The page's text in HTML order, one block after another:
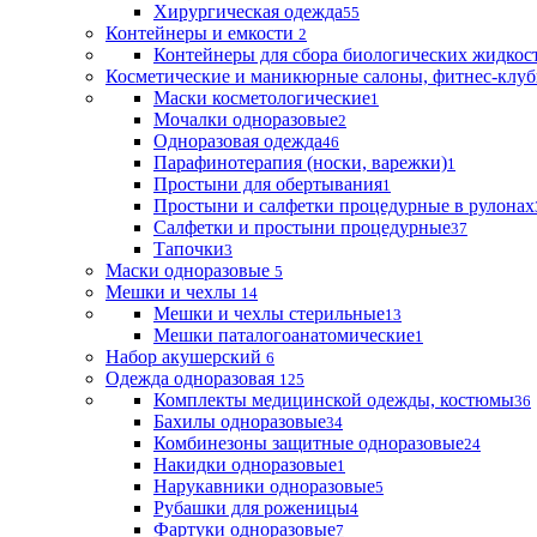
Хирургическая одежда55
Контейнеры и емкости 2
Контейнеры для сбора биологических
Косметические и маникюрные салоны, фитнес-
Маски косметологические1
Мочалки одноразовые2
Одноразовая одежда46
Парафинотерапия (носки, варежки)1
Простыни для обертывания1
Простыни и салфетки процедурные в рулонах
Салфетки и простыни процедурные37
Тапочки3
Маски одноразовые 5
Мешки и чехлы 14
Мешки и чехлы стерильные13
Мешки паталогоанатомические1
Набор акушерский 6
Одежда одноразовая 125
Комплекты медицинской одежды, костюмы36
Бахилы одноразовые34
Комбинезоны защитные одноразовые24
Накидки одноразовые1
Нарукавники одноразовые5
Рубашки для роженицы4
Фартуки одноразовые7